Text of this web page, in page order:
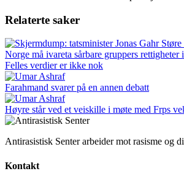
Relaterte saker
Norge må ivareta sårbare gruppers rettigheter
Felles verdier er ikke nok
Farahmand svarer på en annen debatt
Høyre står ved et veiskille i møte med Frps
Antirasistisk Senter arbeider mot rasisme
Kontakt